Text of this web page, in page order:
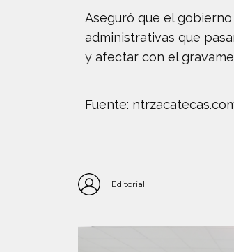
Aseguró que el
administrativas que
y afectar con el
Fuente:
Editorial